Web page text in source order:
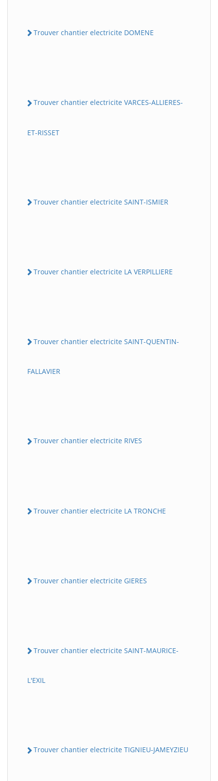
Trouver chantier electricite DOMENE
Trouver chantier electricite VARCES-ALLIERES-
ET-RISSET
Trouver chantier electricite SAINT-ISMIER
Trouver chantier electricite LA VERPILLIERE
Trouver chantier electricite SAINT-QUENTIN-
FALLAVIER
Trouver chantier electricite RIVES
Trouver chantier electricite LA TRONCHE
Trouver chantier electricite GIERES
Trouver chantier electricite SAINT-MAURICE-
L'EXIL
Trouver chantier electricite TIGNIEU-JAMEYZIEU